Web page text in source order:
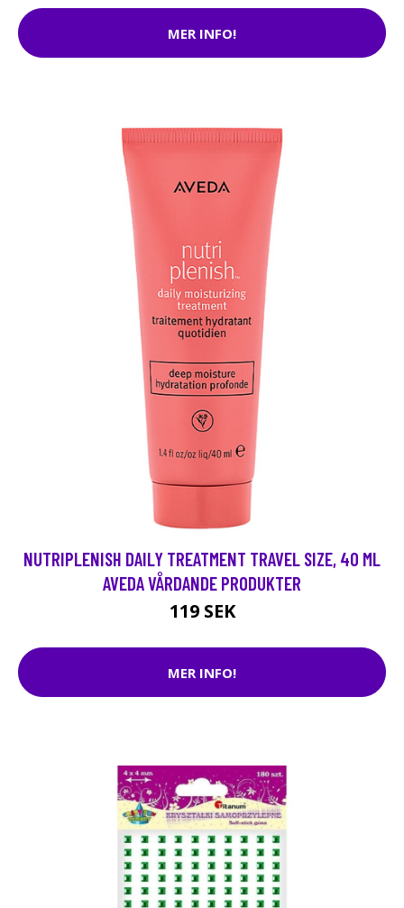
MER INFO!
NUTRIPLENISH DAILY TREATMENT TRAVEL SIZE, 40 ML
AVEDA VÅRDANDE PRODUKTER
119 SEK
MER INFO!